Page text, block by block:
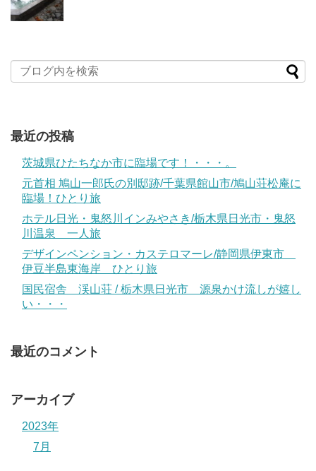
最近の投稿
茨城県ひたちなか市に臨場です！・・・。
元首相 鳩山一郎氏の別邸跡/千葉県館山市/鳩山荘松庵に
臨場！ひとり旅
ホテル日光・鬼怒川インみやさき/栃木県日光市・鬼怒
川温泉 一人旅
デザインペンション・カステロマーレ/静岡県伊東市
伊豆半島東海岸 ひとり旅
国民宿舎 渓山荘 / 栃木県日光市 源泉かけ流しが嬉し
い・・・
最近のコメント
アーカイブ
2023年
7月